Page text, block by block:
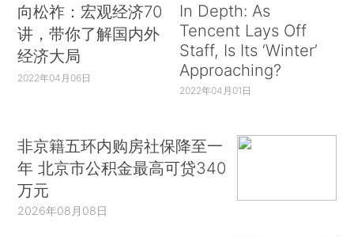
向松祚：宏观经济70
讲，带你了解国内外
经济大局
2022年04月06日
In Depth: As
Tencent Lays Off
Staff, Is Its ‘Winter’
Approaching?
2022年04月01日
非京籍五环内购房社保降至一
年 北京市公积金最高可贷340
万元
2026年08月08日